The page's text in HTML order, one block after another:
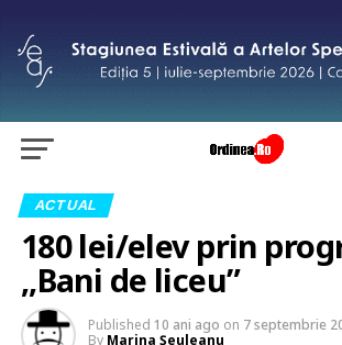
ACTUAL
180 lei/elev prin
,,Bani de liceu”
Published 10 ani ago on 7 septembrie
By Marina Şeuleanu